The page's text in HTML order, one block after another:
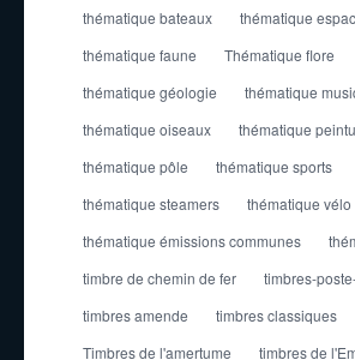
thématique bateaux
thématique
thématique faune
Thématique flore
thématique géologie
thématique
thématique oiseaux
thématique
thématique pôle
thématique sports
thématique steamers
thématique vélo
thématique émissions communes
timbre de chemin de fer
timbres-
timbres amende
timbres classiques
Timbres de l'amertume
timbres de